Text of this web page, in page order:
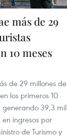
más de 29
10 meses
de 29 millones de
los primeros 10
generando 39,3 mil
ingresos por
de Turismo y